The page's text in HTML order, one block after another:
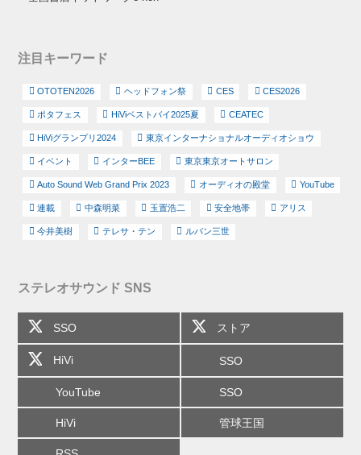
注目キーワード
OTOTEN2026 ヘッドフォン祭 CES CES2026
ポタフェス HiViベストバイ2025夏 CEATEC
HiViグランプリ2024 東京インターナショナルオーディオショウ
イベント インターBEE 東京東京オートサロン
Auto Sound Web Grand Prix 2023 オーディオの殿堂 YouTube
連載 中森明菜 玉置浩二 安全地帯 アリス
今井美樹 テレサ・テン ルパン三世
ステレオサウンド SNS
SSO ストア
HiVi SSO
YouTube SSO
HiVi 管球王国